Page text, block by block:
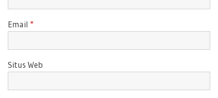
Email *
Situs Web